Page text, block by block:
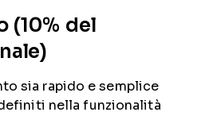
(10% del
sia rapido e semplice
nella funzionalità